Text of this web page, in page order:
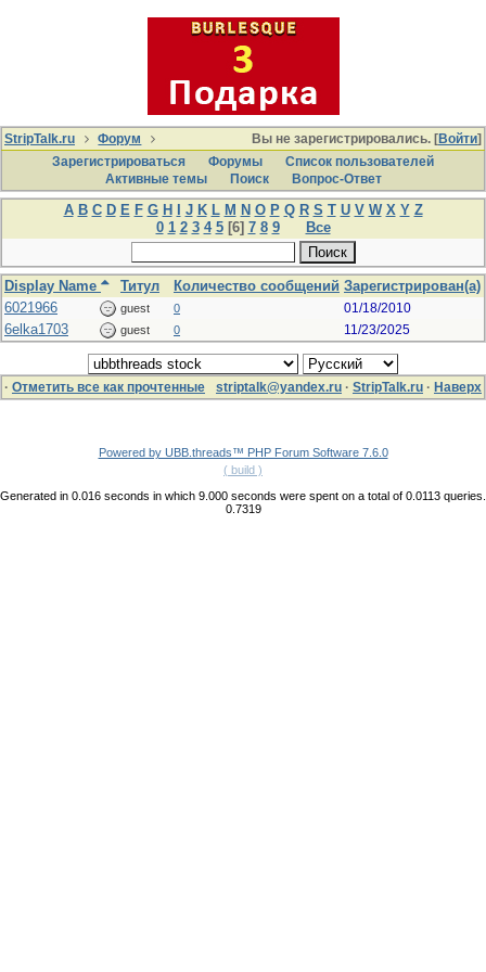
Вы не зарегистрировались. [Войти]
StripTalk.ru
Форум
Зарегистрироваться
Форумы
Список пользователей
Активные темы
Поиcк Вопрос-Ответ
A B C D E F G H J K L M N O P Q R S T U V W X Y Z
0 1 2 3 4 5[6] 7 8 9 Все
Display Name Титул Количество сообщений Зарегистрирован(а)
6021966
guest 0 01/18/2010
6elka1703 guest 0 11/23/2025
· Отметить все как прочтенные striptalk@yandex.ru · StripTalk.ru · Наверх
Powered by UBB.threads™ PHP Forum Software 7.6.0
( build )
Generated in 0.016 seconds in which 9.000 seconds were spent on a total of 0.0113 queries.
0.7319